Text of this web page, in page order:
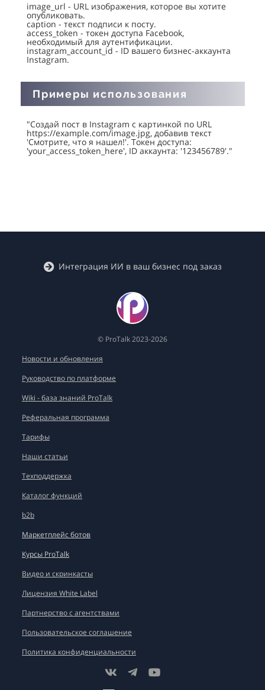
image_url - URL изображения, которое вы хотите
опубликовать.
caption - текст подписи к посту.
access_token - токен доступа Facebook,
необходимый для аутентификации.
instagram_account_id - ID вашего бизнес-аккаунта
Instagram.
Примеры использования
"Создай пост в Instagram с картинкой по URL
https://example.com/image.jpg, добавив текст
'Смотрите, что я нашел!'. Токен доступа:
'your_access_token_here', ID аккаунта: '123456789'."
Интеграция ИИ в ваш бизнес под заказ
© ProTalk 2023-2026
Новости и обновления
Руководство по платформе
Wiki - база знаний ProTalk
Реферальная программа
Тарифы
Наши статьи
Техподдержка
Каталог функций
b2b
Маркетплейс ботов
Курсы ProTalk
Видео и скринкасты
Лицензия White Label
Партнерство с агентствами
Пользовательское соглашение
Политика конфиденциальности